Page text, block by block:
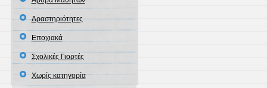
Δραστηριότητες
Εποχιακά
Σχολικές Γιορτές
Χωρίς κατηγορία